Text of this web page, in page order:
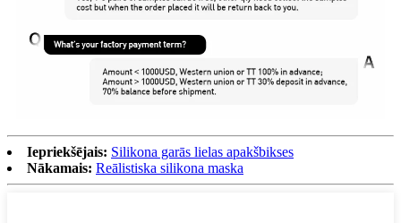
Iepriekšējais: Silikona garās lielas apakšbikses
Nākamais: Reālistiska silikona maska